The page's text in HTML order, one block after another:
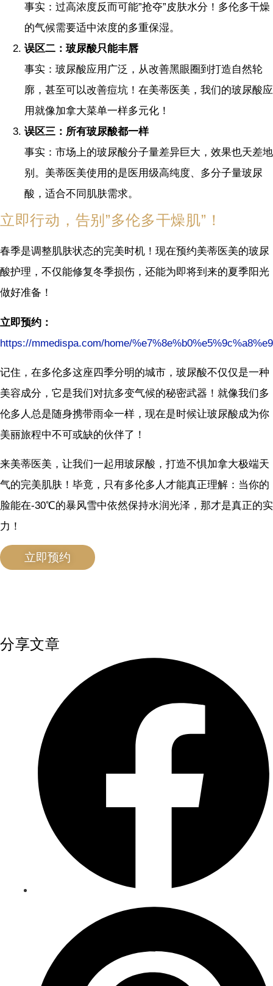
事实：过高浓度反而可能”抢夺”皮肤水分！多伦多干燥
的气候需要适中浓度的多重保湿。
误区二：玻尿酸只能丰唇
事实：玻尿酸应用广泛，从改善黑眼圈到打造自然轮
廓，甚至可以改善痘坑！在美蒂医美，我们的玻尿酸应
用就像加拿大菜单一样多元化！
误区三：所有玻尿酸都一样
事实：市场上的玻尿酸分子量差异巨大，效果也天差地
别。美蒂医美使用的是医用级高纯度、多分子量玻尿
酸，适合不同肌肤需求。
立即行动，告别”多伦多干燥肌”！
春季是调整肌肤状态的完美时机！现在预约美蒂医美的玻尿
酸护理，不仅能修复冬季损伤，还能为即将到来的夏季阳光
做好准备！
立即预约：
https://mmedispa.com/home/
记住，在多伦多这座四季分明的城市，玻尿酸不仅仅是一种
美容成分，它是我们对抗多变气候的秘密武器！就像我们多
伦多人总是随身携带雨伞一样，现在是时候让玻尿酸成为你
美丽旅程中不可或缺的伙伴了！
来美蒂医美，让我们一起用玻尿酸，打造不惧加拿大极端天
气的完美肌肤！毕竟，只有多伦多人才能真正理解：当你的
脸能在-30℃的暴风雪中依然保持水润光泽，那才是真正的实
力！
立即预约
分享文章